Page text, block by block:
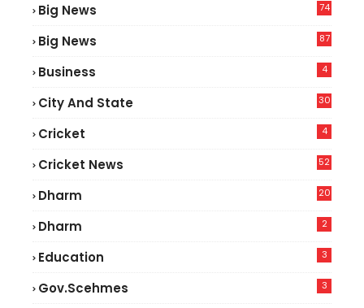
Big News
74
Big News
87
Business 4
City And State 30
Cricket 4
Cricket News
52
Dharm 20
Dharm 2
Education 3
Gov.scehmes 3